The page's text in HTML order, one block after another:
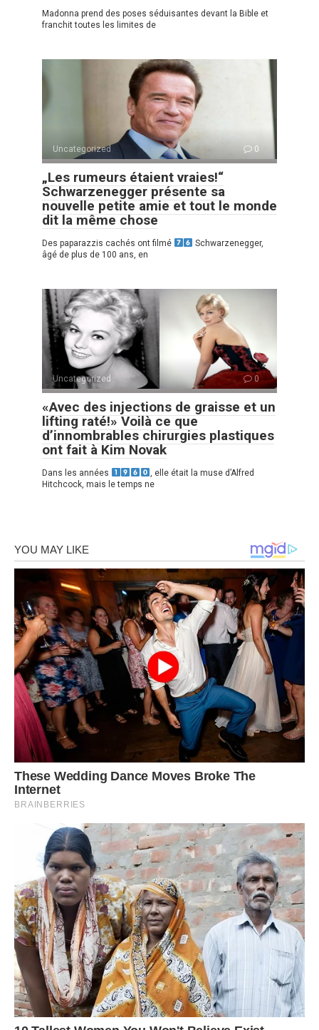
Madonna prend des poses séduisantes devant la Bible et
franchit toutes les limites de
Uncategorized 0
„Les rumeurs étaient vraies!“
Schwarzenegger présente sa
nouvelle petite amie et tout le monde
dit la même chose
Des paparazzis cachés ont filmé
Schwarzenegger,
âgé de plus de 100 ans, en
Uncategorized 0
«Avec des injections de graisse et un
lifting raté!» Voilà ce que
d’innombrables chirurgies plastiques
ont fait à Kim Novak
Dans les années
, elle était la muse d’Alfred
Hitchcock, mais le temps ne